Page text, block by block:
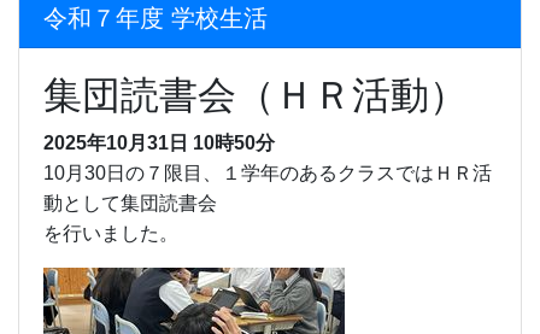
令和７年度 学校生活
集団読書会（ＨＲ活動）
2025年10月31日 10時50分
10月30日の７限目、１学年のあるクラスではＨＲ活
動として集団読書会
を行いました。